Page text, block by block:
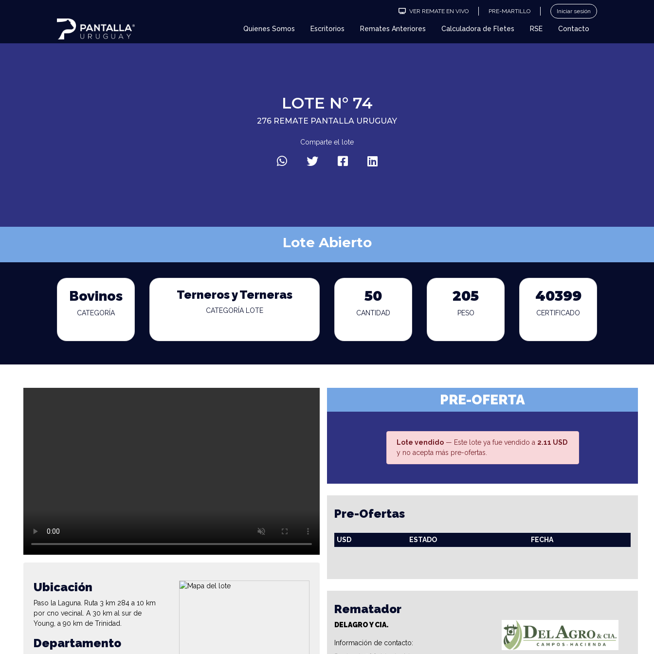
VER REMATE EN VIVO PRE-MARTILLO Iniciar sesión
Quienes Somos Escritorios Remates Anteriores Calculadora de Fletes RSE Contacto
LOTE N° 74
276 REMATE PANTALLA URUGUAY
Comparte el lote
Lote Abierto
Bovinos
CATEGORÍA
Terneros y Terneras
CATEGORÍA LOTE
50
CANTIDAD
205
PESO
40399
CERTIFICADO
Ubicación
Paso la Laguna. Ruta 3 km 284 a 10 km
por cno vecinal. A 30 km al sur de
Young, a 90 km de Trinidad.
Departamento
PRE-OFERTA
Lote vendido— Este lote ya fue vendido a 2.11 USD
y no acepta más pre-ofertas.
Pre-Ofertas
USD ESTADO FECHA
Rematador
DELAGRO Y CIA.
Información de contacto: